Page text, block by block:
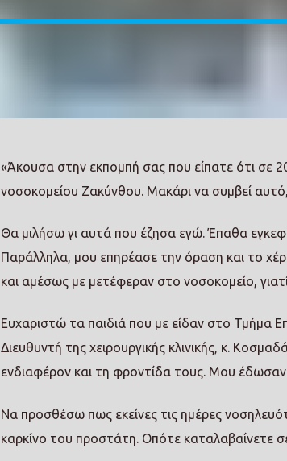
«Άκουσα στην εκπομπή σας που είπατε ότι σε
νοσοκομείου Ζακύνθου. Μακάρι να συμβεί
Θα μιλήσω γι αυτά που έζησα εγώ. Έπαθα
Παράλληλα, μου επηρέασε την όραση και το
και αμέσως με μετέφεραν στο νοσοκομείο,
Ευχαριστώ τα παιδιά που με είδαν στο Τμήμα
Διευθυντή της χειρουργικής κλινικής, κ.
ενδιαφέρον και τη φροντίδα τους. Μου
Να προσθέσω πως εκείνες τις ημέρες
καρκίνο του προστάτη. Οπότε καταλαβαίνετε